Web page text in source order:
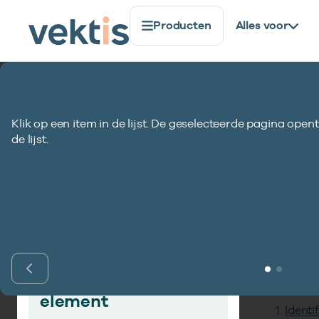
Producten Alles voor
Doorsturen
Vind gegevens­
element
Klik op een item in de lijst. De geselecteerde pagina
de lijst.